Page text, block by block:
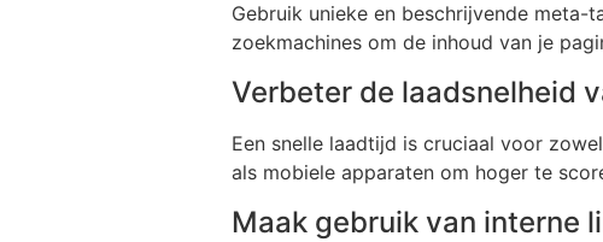
Gebruik unieke en beschrijvende
zoekmachines om de inhoud van je
Verbeter de laadsnelheid
Een snelle laadtijd is cruciaal voor
als mobiele apparaten om hoger te
Maak gebruik van interne